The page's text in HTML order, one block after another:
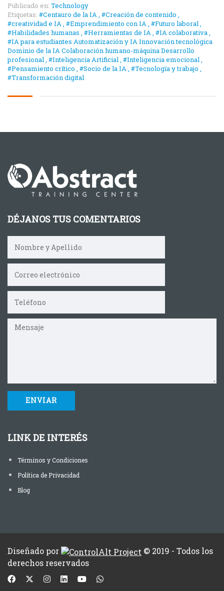
Publicado en: Technology
Etiquetas: #Centauro de la IA, #Creación de contenido ,
#creatividad e IA, #Emprendimiento con IA, #Futuro laboral,
#Habilidades humanas , #Herramientas de IA, #IA colaborativa,
#IA para estudiantes Automatización y IA Innovación tecnológica
Dominio de la IA Colaboración humano-máquina Desarrollo
profesional, #Inteligencia Artificial, #Inteligencia emocional,
#Pensamiento crítico , #Socio de la IA, #Tecnología y trabajo ,
#Transformación digital
DÉJANOS TUS COMENTARIOS
LINK DE INTERÉS
Términos y Condiciones
Política de Privacidad
Blog
Diseñado por
© 2019 - Todos los
derechos reservados